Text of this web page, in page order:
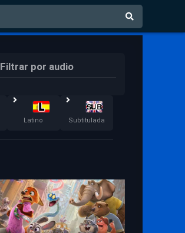
Filtrar por audio
Latino Subtitulada